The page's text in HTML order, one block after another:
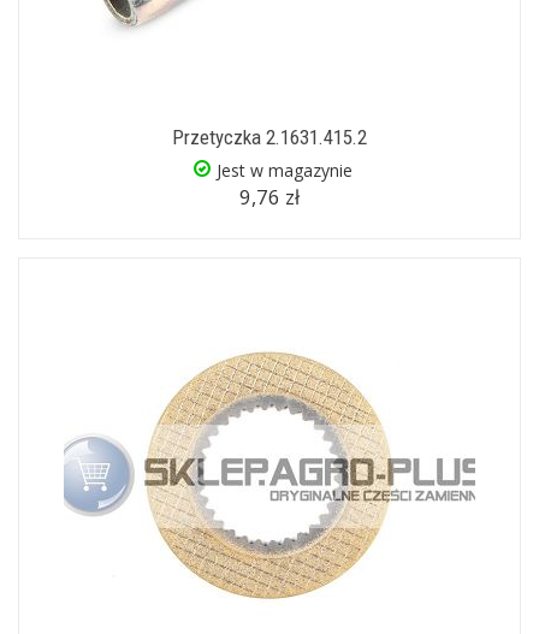
Przetyczka 2.1631.415.2
Jest w magazynie
9,76 zł